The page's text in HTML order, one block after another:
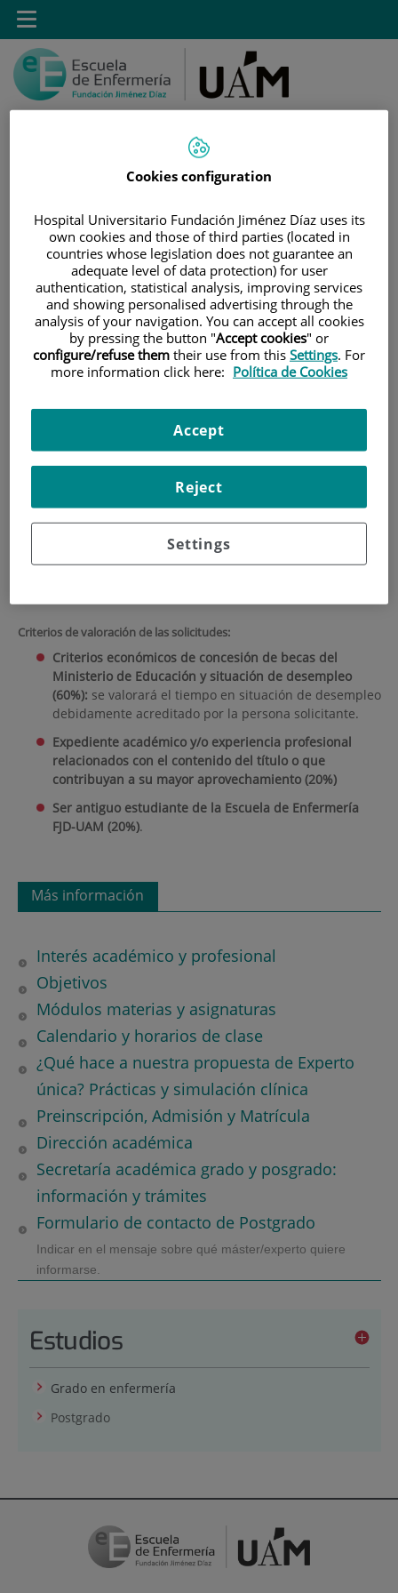
Saltar al contenido
contenido
Toggle
navigation
|ESTUDIOS|POSTGRADO
|TÍTULOS PROPIOS
|CURSO DE EXPERTO EN INNOVACIÓN EN LA GESTIÓN
DE QUIRÓFANO Y ESTERILIZACIÓN
PRECIO
Precio
Precio para el curso 2026/27: 2.500€
Se destinará a becas un importe equivalente al 10% del total de los
precios de las matrículas de los estudiantes que no sean personal del
SAMUR y de Quirónsalud quienes no podrán acceder a estas becas
que están reservadas exclusivamente al estudiantado no
Criterios de valoración de las solicitudes:
Criterios económicos de concesión de becas del
Ministerio de Educación y situación de desempleo
(60%): se valorará el tiempo en situación de desempleo
debidamente acreditado por la persona solicitante.
Expediente académico y/o experiencia profesional
relacionados con el contenido del título o que
contribuyan a su mayor aprovechamiento (20%)
Ser antiguo estudiante de la Escuela de Enfermería
FJD-UAM (20%).
Más información
Interés académico y profesional
Objetivos
Módulos materias y asignaturas
Calendario y horarios de clase
¿Qué hace a nuestra propuesta de Experto
única? Prácticas y simulación clínica
Preinscripción, Admisión y Matrícula
Dirección académica
Secretaría académica grado y posgrado:
información y trámites
Formulario de contacto de Postgrado
Indicar en el mensaje sobre qué máster/experto quiere
informarse.
Estudios
Grado en enfermería
Postgrado
Cookies configuration
Hospital Universitario Fundación Jiménez Díaz uses its
own cookies and those of third parties (located in
countries whose legislation does not guarantee an
adequate level of data protection) for user
authentication, statistical analysis, improving services
and showing personalised advertising through the
analysis of your navigation. You can accept all cookies
by pressing the button "Accept cookies" or
configure/refuse them their use from this Settings. For
more information click here: Política de Cookies
Settings
Reject
Accept